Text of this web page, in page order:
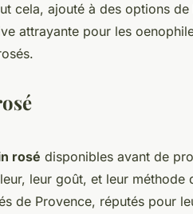
cela, ajouté à des options
attrayante pour les
rosé disponibles avant de
leur goût, et leur méthode
de Provence, réputés pour